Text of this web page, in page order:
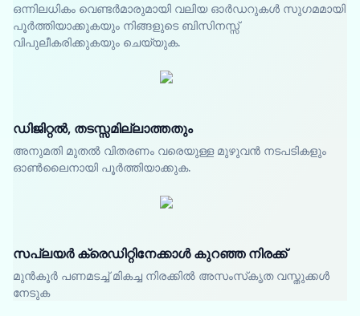
ഒന്നിലധികം വെണ്ടർമാരുമായി വലിയ ഓർഡറുകൾ സുഗമമായി
പൂർത്തിയാക്കുകയും നിങ്ങളുടെ ബിസിനസ്സ്
വിപുലീകരിക്കുകയും ചെയ്യുക.
ഡിജിറ്റൽ, തടസ്സമില്ലാത്തതും
അനുമതി മുതൽ വിതരണം വരെയുള്ള മുഴുവൻ നടപടികളും
ഓൺലൈനായി പൂർത്തിയാക്കുക.
സപ്ലയർ ക്രെഡിറ്റിനേക്കാൾ കുറഞ്ഞ നിരക്ക്
മുൻകൂർ പണമടച്ച് മികച്ച നിരക്കിൽ അസംസ്‌കൃത വസ്തുക്കൾ
നേടുക